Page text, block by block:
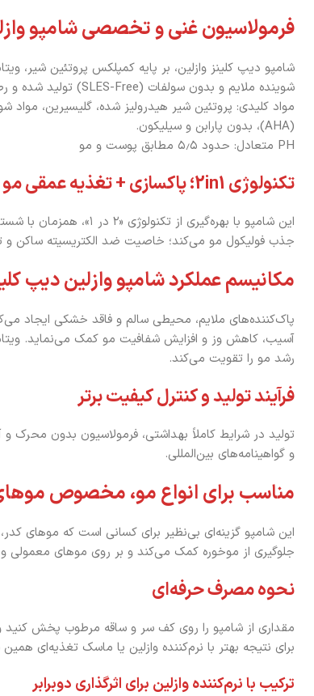
فرمولاسیون غنی و تخصصی شامپو
شوینده ملایم و بدون سولفات (SLES-Free) تولید شده و رطوبت حیاتی مو را حفظ می‌کند.
(AHA)، بدون پارابن و سیلیکون.
PH متعادل: حدود ۵٫۵ مطابق پوست و مو
تکنولوژی 2in1؛ پاکسازی + تغذیه عمقی مو
این شامپو با بهره‌گیری از
جذب فولیکول مو می‌کند؛ خاصیت ضد الکتریسیته ساکن و
مکانیسم عملکرد شامپو وازلین دیپ
پاک‌کننده‌های ملایم، محیطی سالم و فاقد خشکی ایجاد
رشد مو را تقویت می‌کند.
فرآیند تولید و کنترل کیفیت برتر
و گواهینامه‌های بین‌المللی.
مناسب برای انواع مو، مخصوص
این شامپو گزینه‌ای بی‌نظیر برای کسانی است که موهای
جلوگیری از موخوره کمک می‌کند و بر روی موهای معمولی و
نحوه مصرف حرفه‌ای
مقداری از شامپو را روی کف سر و ساقه مرطوب پخش
برای نتیجه بهتر با نرم‌کننده وازلین یا ماسک تغذیه‌ای
ترکیب با نرم‌کننده وازلین برای اثرگذاری دوبرابر